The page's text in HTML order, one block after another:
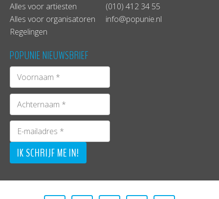
Alles voor artiesten
Alles voor organisatoren
Regelingen
(010) 412 34 55
info@popunie.nl
POPUNIE NIEUWSBRIEF